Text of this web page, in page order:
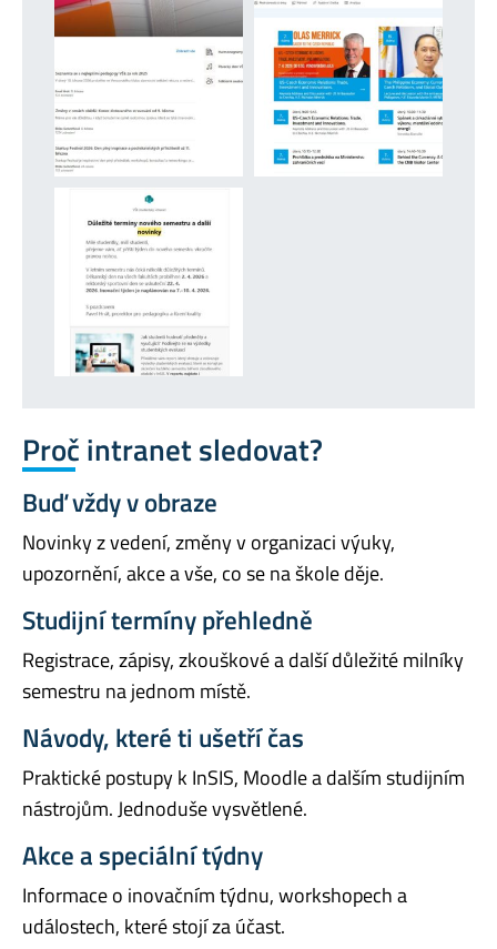
Proč intranet sledovat?
Buď vždy v obraze
Novinky z vedení, změny v organizaci výuky,
upozornění, akce a vše, co se na škole děje.
Studijní termíny přehledně
Registrace, zápisy, zkouškové a další důležité milníky
semestru na jednom místě.
Návody, které ti ušetří čas
Praktické postupy k InSIS, Moodle a dalším studijním
nástrojům. Jednoduše vysvětlené.
Akce a speciální týdny
Informace o inovačním týdnu, workshopech a
událostech, které stojí za účast.